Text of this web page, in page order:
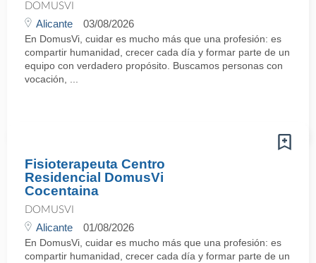
DOMUSVI
Alicante 03/08/2026
En DomusVi, cuidar es mucho más que una profesión: es
compartir humanidad, crecer cada día y formar parte de un
equipo con verdadero propósito. Buscamos personas con
vocación, ...
Fisioterapeuta Centro
Residencial DomusVi
Cocentaina
DOMUSVI
Alicante 01/08/2026
En DomusVi, cuidar es mucho más que una profesión: es
compartir humanidad, crecer cada día y formar parte de un